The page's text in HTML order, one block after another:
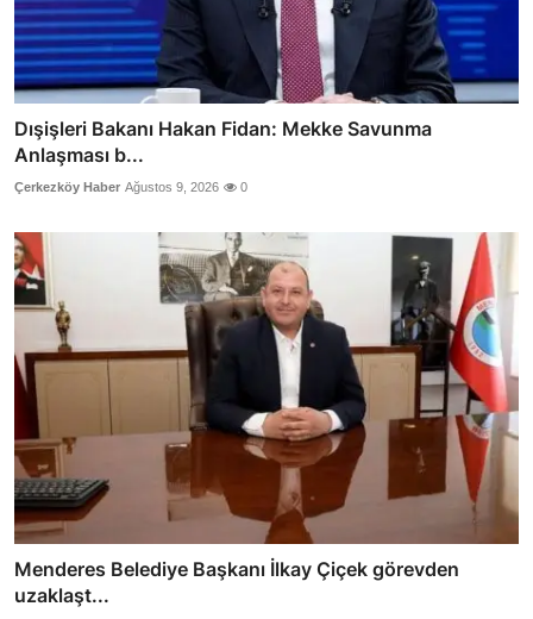
Dışişleri Bakanı Hakan Fidan: Mekke Savunma
Anlaşması b...
Çerkezköy Haber Ağustos 9, 2026 0
Menderes Belediye Başkanı İlkay Çiçek görevden
uzaklaşt...